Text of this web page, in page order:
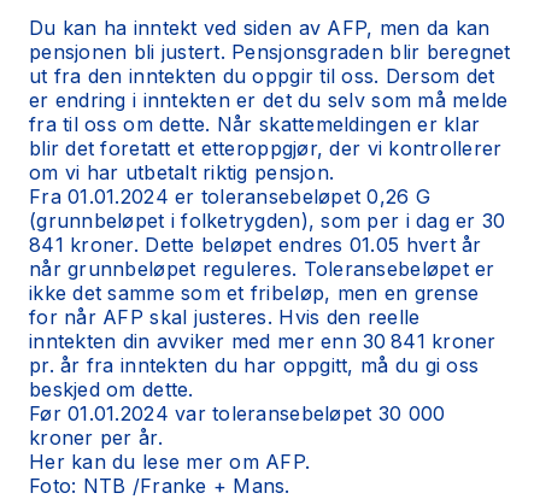
Du kan ha inntekt ved siden av AFP, men da kan
pensjonen bli justert. Pensjonsgraden blir beregnet
ut fra den inntekten du oppgir til oss. Dersom det
er endring i inntekten er det du selv som må melde
fra til oss om dette. Når skattemeldingen er klar
blir det foretatt et etteroppgjør, der vi kontrollerer
om vi har utbetalt riktig pensjon.
Fra 01.01.2024 er toleransebeløpet 0,26 G
(grunnbeløpet i folketrygden), som per i dag er 30
841 kroner. Dette beløpet endres 01.05 hvert år
når grunnbeløpet reguleres. Toleransebeløpet er
ikke det samme som et fribeløp, men en grense
for når AFP skal justeres. Hvis den reelle
inntekten din avviker med mer enn 30 841 kroner
pr. år fra inntekten du har oppgitt, må du gi oss
beskjed om dette.
Før 01.01.2024 var toleransebeløpet 30 000
kroner per år.
Her kan du lese mer om AFP.
Foto: NTB /Franke + Mans.